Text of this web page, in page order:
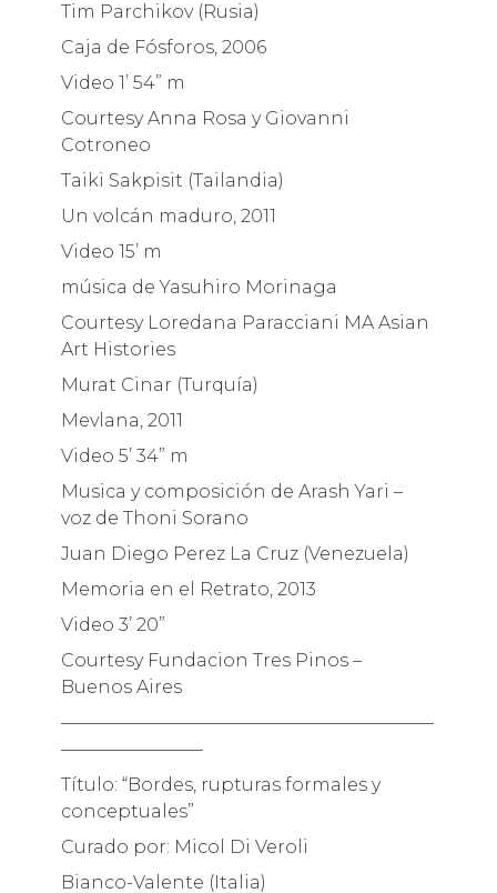
Tim Parchikov (Rusia)
Caja de Fósforos, 2006
Video 1’ 54” m
Courtesy Anna Rosa y Giovanni
Cotroneo
Taiki Sakpisit (Tailandia)
Un volcán maduro, 2011
Video 15’ m
música de Yasuhiro Morinaga
Courtesy Loredana Paracciani MA Asian
Art Histories
Murat Cinar (Turquía)
Mevlana, 2011
Video 5’ 34” m
Musica y composición de Arash Yari –
voz de Thoni Sorano
Juan Diego Perez La Cruz (Venezuela)
Memoria en el Retrato, 2013
Video 3’ 20”
Courtesy Fundacion Tres Pinos –
Buenos Aires
—————————————————————
————————
Título: “Bordes, rupturas formales y
conceptuales”
Curado por: Micol Di Veroli
Bianco-Valente (Italia)